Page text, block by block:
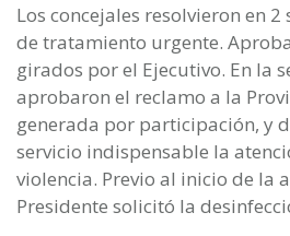
Los concejales resolvieron en 2
de tratamiento urgente.
girados por el Ejecutivo. En la
aprobaron el reclamo a la
generada por participación, y
servicio indispensable la
violencia. Previo al inicio de la
Presidente solicitó la